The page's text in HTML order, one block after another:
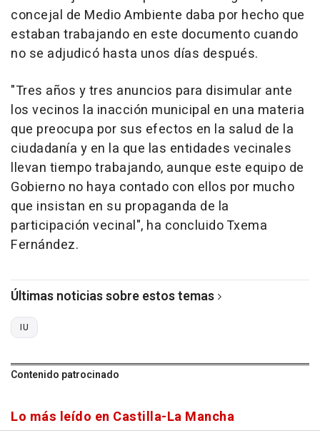
concejal de Medio Ambiente daba por hecho que
estaban trabajando en este documento cuando
no se adjudicó hasta unos días después.
"Tres años y tres anuncios para disimular ante
los vecinos la inacción municipal en una materia
que preocupa por sus efectos en la salud de la
ciudadanía y en la que las entidades vecinales
llevan tiempo trabajando, aunque este equipo de
Gobierno no haya contado con ellos por mucho
que insistan en su propaganda de la
participación vecinal", ha concluido Txema
Fernández.
Últimas noticias sobre estos temas
IU
Contenido patrocinado
Lo más leído en Castilla-La Mancha